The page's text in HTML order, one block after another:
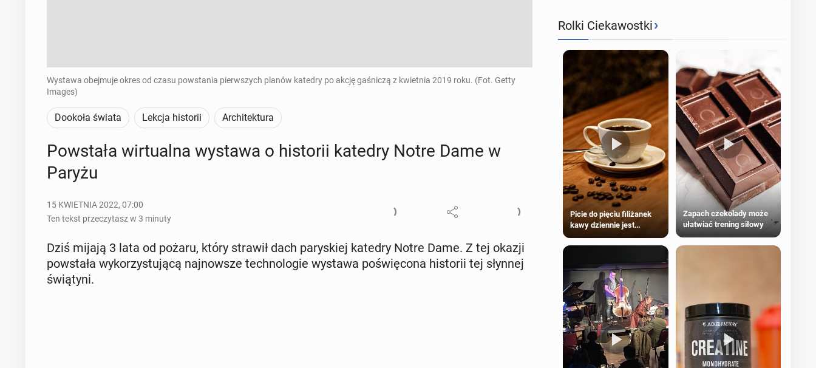
Wystawa obejmuje okres od czasu powstania pierwszych planów katedry po akcję gaśniczą z kwietnia 2019 roku. (Fot. Getty
Images)
Dookoła świata Lekcja historii Architektura
Po­wsta­ła wir­tu­al­na wystawa o hi­sto­rii katedry Notre Dame w
Paryżu
15 KWIETNIA 2022, 07:00
Ten tekst przeczytasz w 3 minuty
Dziś mijają 3 lata od pożaru, który strawił dach pa­ry­skiej katedry Notre Dame. Z tej okazji
po­wsta­ła wy­ko­rzy­stu­ją­cą naj­now­sze tech­no­lo­gie wystawa po­świę­co­na hi­sto­rii tej słynnej
świą­ty­ni.
Rolki Ciekawostki›
Picie do pięciu filiżanek
kawy dziennie jest
większości dorosłych
Zapach czekolady może
ułatwiać trening siłowy